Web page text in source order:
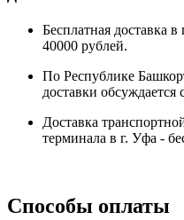
Бесплатная доставка
40000 рублей.
По Республике
доставки
Доставка
терминала в г. Уфа -
Способы оплаты